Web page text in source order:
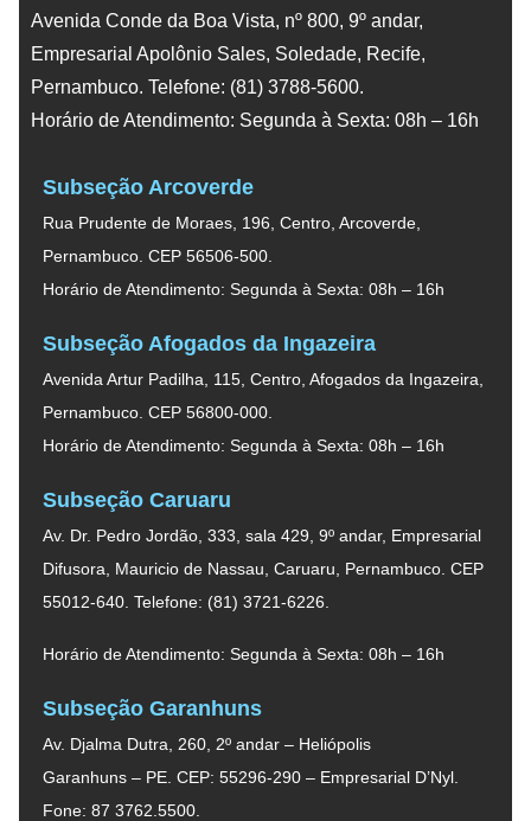
Avenida Conde da Boa Vista, nº 800, 9º andar,
Empresarial Apolônio Sales, Soledade, Recife,
Pernambuco. Telefone: (81) 3788-5600.
Horário de Atendimento: Segunda à Sexta: 08h – 16h
Subseção Arcoverde
Rua Prudente de Moraes, 196, Centro, Arcoverde,
Pernambuco. CEP 56506-500.
Horário de Atendimento: Segunda à Sexta: 08h – 16h
Subseção Afogados da Ingazeira
Avenida Artur Padilha, 115, Centro, Afogados da Ingazeira,
Pernambuco. CEP 56800-000.
Horário de Atendimento: Segunda à Sexta: 08h – 16h
Subseção Caruaru
Av. Dr. Pedro Jordão, 333, sala 429, 9º andar, Empresarial
Difusora, Mauricio de Nassau, Caruaru, Pernambuco. CEP
55012-640. Telefone: (81) 3721-6226.
Horário de Atendimento: Segunda à Sexta: 08h – 16h
Subseção Garanhuns
Av. Djalma Dutra, 260, 2º andar – Heliópolis
Garanhuns – PE. CEP: 55296-290 – Empresarial D’Nyl.
Fone: 87 3762.5500.